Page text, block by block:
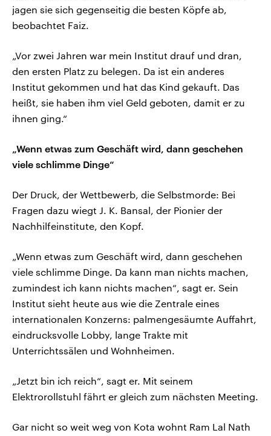
jagen sie sich gegenseitig die besten Köpfe ab,
beobachtet Faiz.
„Vor zwei Jahren war mein Institut drauf und dran,
den ersten Platz zu belegen. Da ist ein anderes
Institut gekommen und hat das Kind gekauft. Das
heißt, sie haben ihm viel Geld geboten, damit er zu
ihnen ging.“
„Wenn etwas zum Geschäft wird, dann geschehen
viele schlimme Dinge“
Der Druck, der Wettbewerb, die Selbstmorde: Bei
Fragen dazu wiegt J. K. Bansal, der Pionier der
Nachhilfeinstitute, den Kopf.
„Wenn etwas zum Geschäft wird, dann geschehen
viele schlimme Dinge. Da kann man nichts machen,
zumindest ich kann nichts machen“, sagt er. Sein
Institut sieht heute aus wie die Zentrale eines
internationalen Konzerns: palmengesäumte Auffahrt,
eindrucksvolle Lobby, lange Trakte mit
Unterrichtssälen und Wohnheimen.
„Jetzt bin ich reich“, sagt er. Mit seinem
Elektrorollstuhl fährt er gleich zum nächsten Meeting.
Gar nicht so weit weg von Kota wohnt Ram Lal Nath